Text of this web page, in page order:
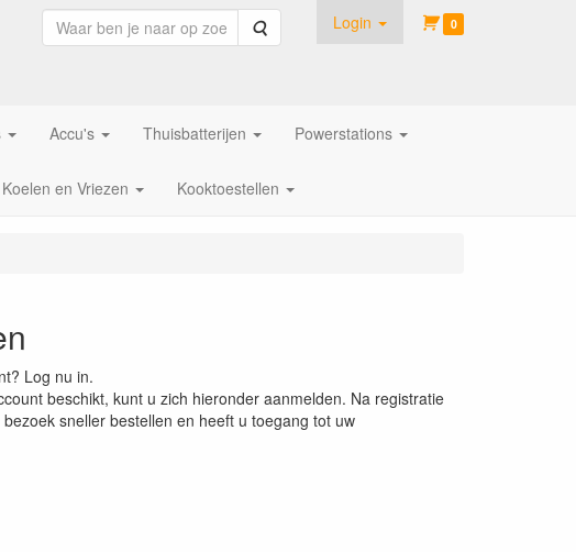
Zoeken Login 0
Accu's Thuisbatterijen Powerstations
Koelen en Vriezen Kooktoestellen
Log nu in.
beschikt, kunt u zich hieronder aanmelden. Na registratie
sneller bestellen en heeft u toegang tot uw